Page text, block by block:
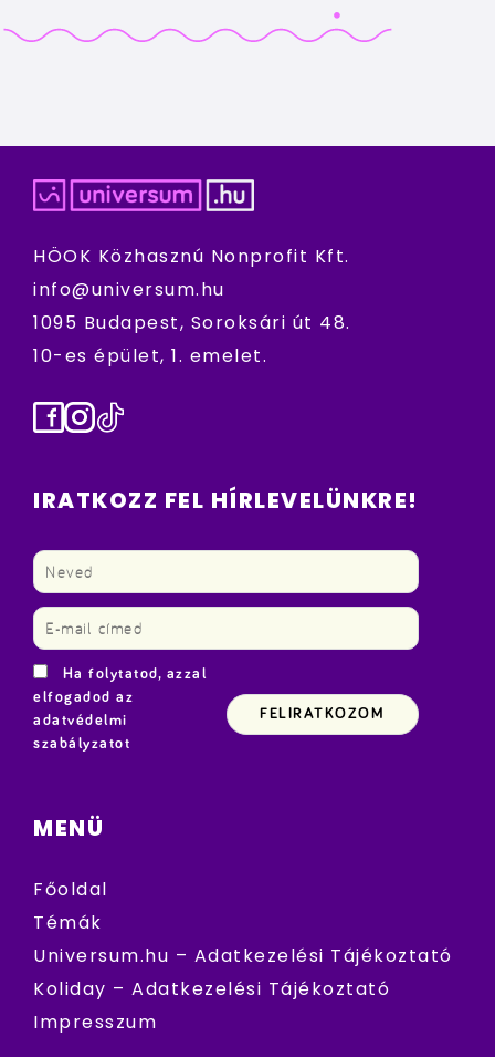
HÖOK Közhasznú Nonprofit Kft.
info@universum.hu
1095 Budapest, Soroksári út 48.
10-es épület, 1. emelet.
Facebook
Instagram
TikTok
IRATKOZZ FEL HÍRLEVELÜNKRE!
Ha folytatod, azzal
elfogadod az
adatvédelmi
szabályzatot
MENÜ
Főoldal
Témák
Universum.hu – Adatkezelési Tájékoztató
Koliday – Adatkezelési Tájékoztató
Impresszum